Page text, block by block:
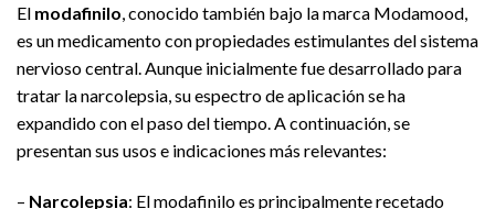
El modafinilo , conocido también bajo la marca Modamood,
es un medicamento con propiedades estimulantes del sistema
nervioso central. Aunque inicialmente fue desarrollado para
tratar la narcolepsia, su espectro de aplicación se ha
expandido con el paso del tiempo. A continuación, se
presentan sus usos e indicaciones más relevantes:
– Narcolepsia: El modafinilo es principalmente recetado